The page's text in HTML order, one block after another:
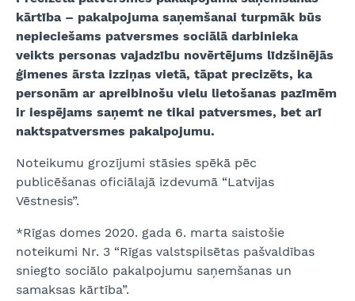
kārtība – pakalpojuma saņemšanai turpmāk būs
nepieciešams patversmes sociālā darbinieka
veikts personas vajadzību novērtējums līdzšinējās
ģimenes ārsta izziņas vietā, tāpat precizēts, ka
personām ar apreibinošu vielu lietošanas pazīmēm
ir iespējams saņemt ne tikai patversmes, bet arī
naktspatversmes pakalpojumu.
Noteikumu grozījumi stāsies spēkā pēc
publicēšanas oficiālajā izdevumā “Latvijas
Vēstnesis”.
*Rīgas domes 2020. gada 6. marta saistošie
noteikumi Nr. 3 “Rīgas valstspilsētas pašvaldības
sniegto sociālo pakalpojumu saņemšanas un
samaksas kārtība”.